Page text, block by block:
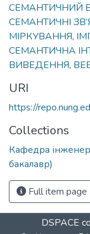
СЕМАНТИЧНИЙ
СЕМАНТИЧНІ
МІРКУВАННЯ,
СЕМАНТИЧНА
ВИВЕДЕННЯ,
URI
https://
Collections
Кафедра
бакалавр)
Full item page
DSPACE